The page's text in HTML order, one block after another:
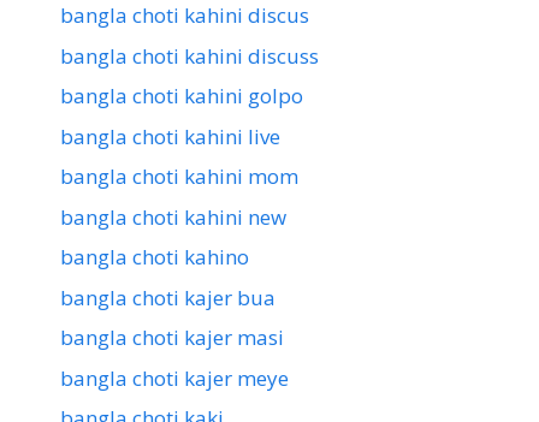
bangla choti kahini discus
bangla choti kahini discuss
bangla choti kahini golpo
bangla choti kahini live
bangla choti kahini mom
bangla choti kahini new
bangla choti kahino
bangla choti kajer bua
bangla choti kajer masi
bangla choti kajer meye